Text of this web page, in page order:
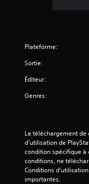
Plateforme:
Sortie:
Éditeur:
Genres:
Le téléchargement de
d'utilisation de
condition spécifique à
conditions, ne
Conditions
importantes.